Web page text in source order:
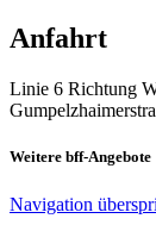
Anfahrt
Linie 6 Richtung
Weitere bff-Angebote
Navigation